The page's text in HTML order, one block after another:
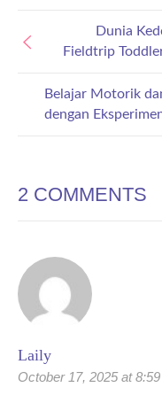
Belajar Motorik
dengan
Dunia
Fieldtrip
2 COMMENTS
Laily
October 17, 2025 at